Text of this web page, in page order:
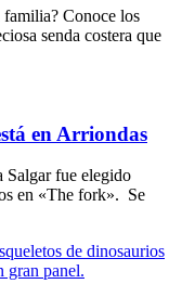
familia? Conoce los
senda costera que
en Arriondas
Salgar fue elegido
en «The fork». Se